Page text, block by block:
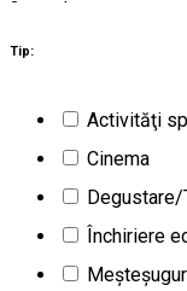
Tip:
Activităţi
Cinema
Degustare/
Închiriere
2
rezultate
Constanța (CT)
Delfinariul